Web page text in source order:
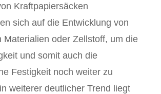
Kraftpapiersäcken
sich auf die Entwicklung von
Materialien oder Zellstoff, um die
und somit auch die
Festigkeit noch weiter zu
weiterer deutlicher Trend liegt